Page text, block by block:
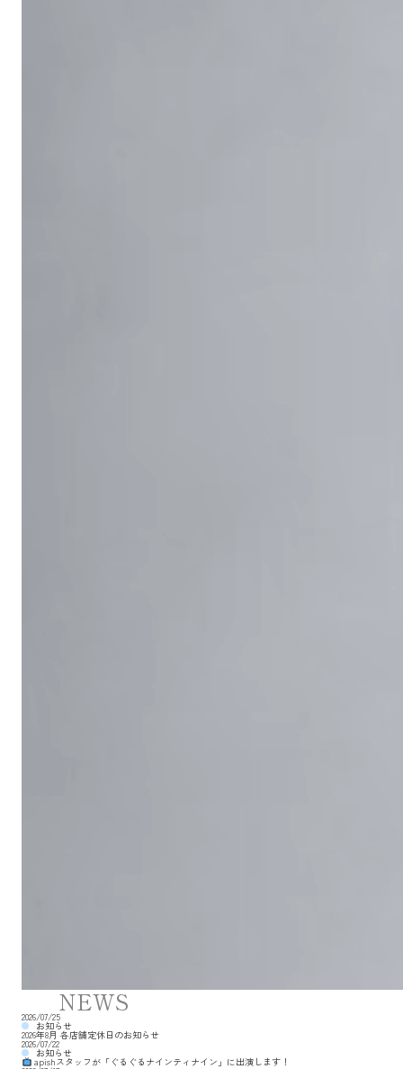
NEWS
2026/07/25
お知らせ
2026年8月 各店舗定休日のお知らせ
2026/07/22
お知らせ
apishスタッフが「ぐるぐるナインティナイン」に出演します！